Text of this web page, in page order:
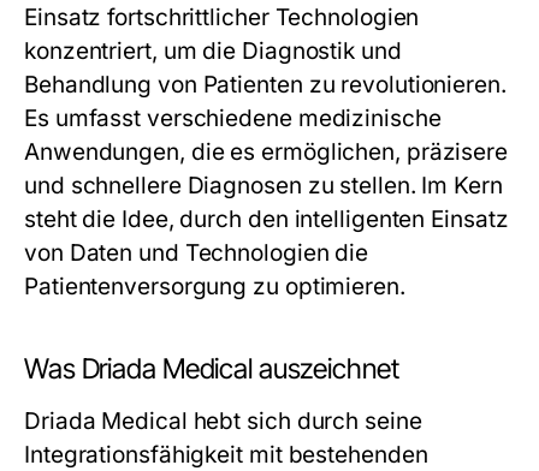
Einsatz fortschrittlicher Technologien
konzentriert, um die Diagnostik und
Behandlung von Patienten zu revolutionieren.
Es umfasst verschiedene medizinische
Anwendungen, die es ermöglichen, präzisere
und schnellere Diagnosen zu stellen. Im Kern
steht die Idee, durch den intelligenten Einsatz
von Daten und Technologien die
Patientenversorgung zu optimieren.
Was Driada Medical auszeichnet
Driada Medical hebt sich durch seine
Integrationsfähigkeit mit bestehenden